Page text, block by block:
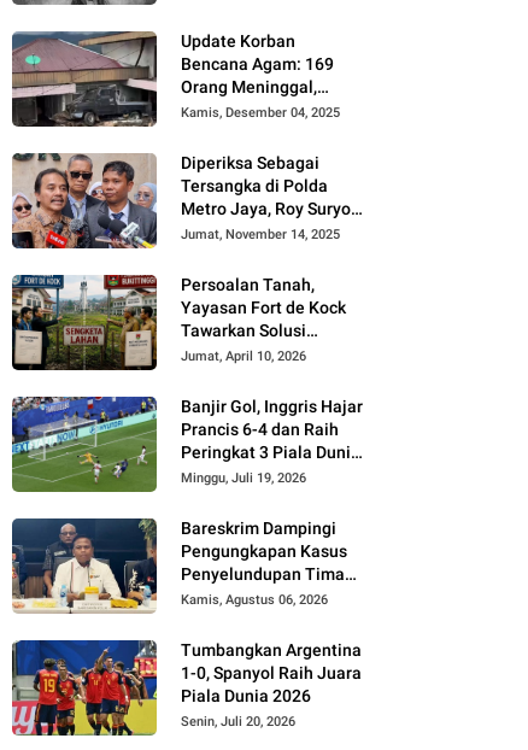
Update Korban
Bencana Agam: 169
Orang Meninggal,
Belum Ditemukan 86
Kamis, Desember 04, 2025
Diperiksa Sebagai
Tersangka di Polda
Metro Jaya, Roy Suryo
Cs Tidak Ditahan
Jumat, November 14, 2025
Persoalan Tanah,
Yayasan Fort de Kock
Tawarkan Solusi
Alternatif Kepada
Jumat, April 10, 2026
Banjir Gol, Inggris Hajar
Prancis 6-4 dan Raih
Peringkat 3 Piala Dunia
2026
Minggu, Juli 19, 2026
Bareskrim Dampingi
Pengungkapan Kasus
Penyelundupan Timah
dari Babel ke Malaysia
Kamis, Agustus 06, 2026
Tumbangkan Argentina
1-0, Spanyol Raih Juara
Piala Dunia 2026
Senin, Juli 20, 2026